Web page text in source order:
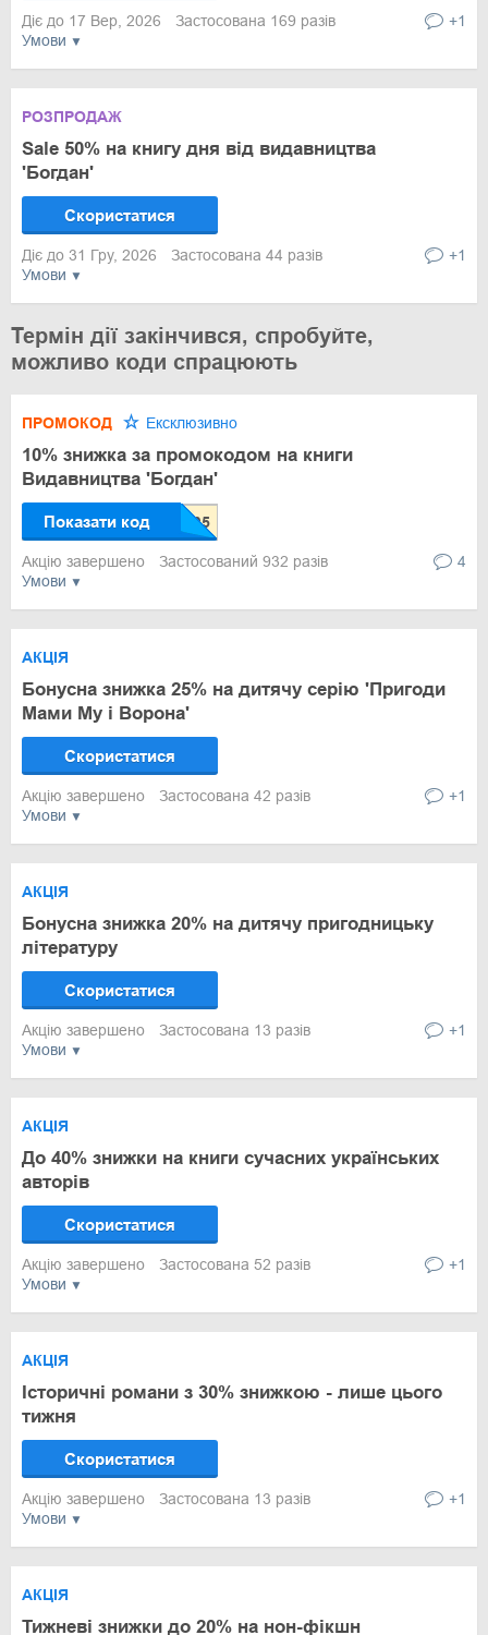
Умови
Діє до 17 Вер, 2026 Застосована 169 разів +1
Умови
РОЗПРОДАЖ
Sale 50% на книгу дня від видавництва
'Богдан'
Скористатися
Діє до 31 Гру, 2026 Застосована 44 разів +1
Термін дії закінчився, спробуйте,
можливо коди спрацюють
Умови
ПРОМОКОД Ексклюзивно
10% знижка за промокодом на книги
Видавництва 'Богдан'
Показати код
Акцію завершено Застосований 932 разів 4
Умови
АКЦІЯ
Бонусна знижка 25% на дитячу серію 'Пригоди
Мами Му і Ворона'
Скористатися
Акцію завершено Застосована 42 разів +1
Умови
АКЦІЯ
Бонусна знижка 20% на дитячу пригодницьку
літературу
Скористатися
Акцію завершено Застосована 13 разів +1
Умови
АКЦІЯ
До 40% знижки на книги сучасних українських
авторів
Скористатися
Акцію завершено Застосована 52 разів +1
Умови
АКЦІЯ
Історичні романи з 30% знижкою - лише цього
тижня
Скористатися
Акцію завершено Застосована 13 разів +1
АКЦІЯ
Тижневі знижки до 20% на нон-фікшн